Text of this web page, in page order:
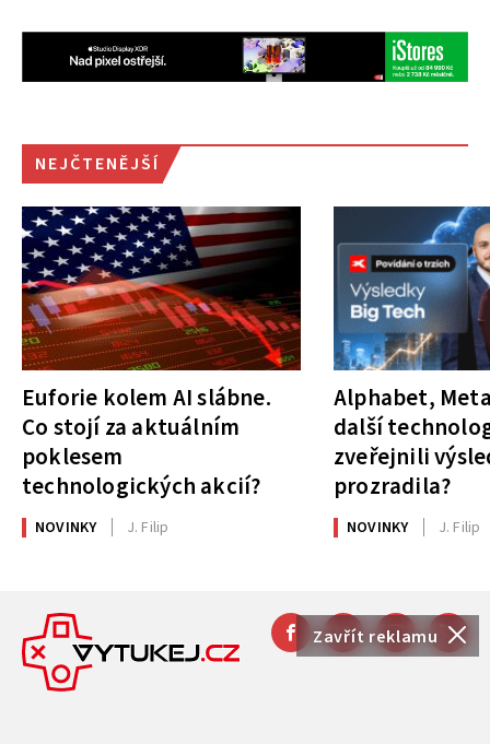
Zavřít reklamu
NEJČTENĚJŠÍ
Euforie kolem AI slábne.
Co stojí za aktuálním
poklesem
technologických akcií?
NOVINKY J. Filip
Alphabet,
další
zveřejnili
prozradila?
NOVINKY J. Filip